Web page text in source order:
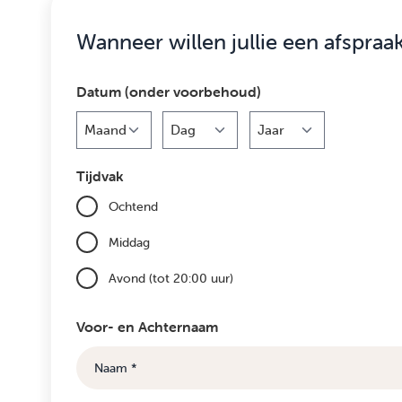
Wanneer willen jullie een
Datum (onder voorbehoud)
Tijdvak
Ochtend
Middag
Avond (tot 20:00 uur)
Voor- en Achternaam